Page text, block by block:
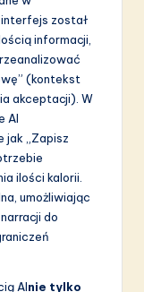
został
informacji,
(kontekst
akceptacji). W
AI
jak „Zapisz
ilości kalorii.
umożliwiając
do
AInie tylko